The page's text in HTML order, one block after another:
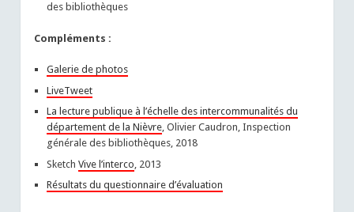
des bibliothèques
Compléments :
Galerie de photos
LiveTweet
La lecture publique à l’échelle des intercommunalités du
département de la Nièvre, Olivier Caudron, Inspection
générale des bibliothèques, 2018
Sketch Vive l’interco , 2013
Résultats du questionnaire d’évaluation